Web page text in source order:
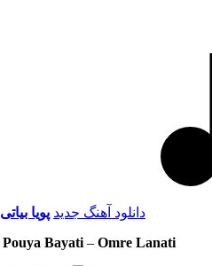
دانلود آهنگ جدید پویا بیاتی
Pouya Bayati – Omre Lanati